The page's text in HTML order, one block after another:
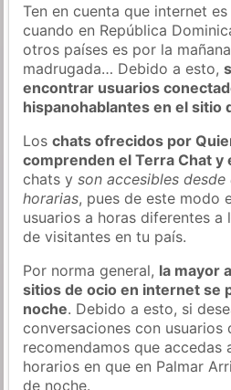
Ten en cuenta que internet
cuando en República
otros países es por la
madrugada… Debido a esto,
encontrar usuarios
hispanohablantes en el sitio
Loschats ofrecidos por
comprenden el Terra Chat y
chats yson accesibles
horarias, pues de este modo
usuarios a horas diferentes a
de visitantes en tu país.
Por norma general, la mayor
sitios de ocio en internet se
noche. Debido a esto, si
conversaciones con usuarios
recomendamos que accedas
horarios en que en Palmar
de noche.